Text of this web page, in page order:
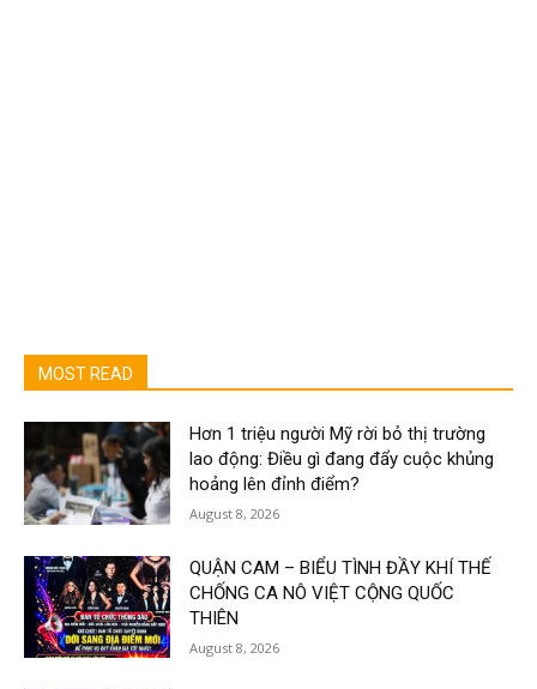
MOST READ
Hơn 1 triệu người Mỹ rời bỏ thị trường
lao động: Điều gì đang đẩy cuộc khủng
hoảng lên đỉnh điểm?
August 8, 2026
QUẬN CAM – BIỂU TÌNH ĐẦY KHÍ THẾ
CHỐNG CA NÔ VIỆT CỘNG QUỐC
THIÊN
August 8, 2026